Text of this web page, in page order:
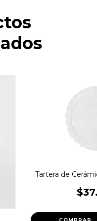
Tartera de